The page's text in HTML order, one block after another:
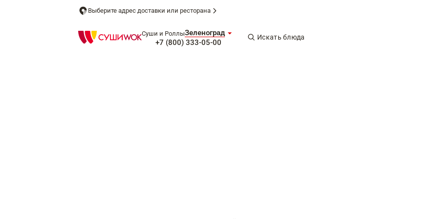
Выберите адрес доставки или ресторана
Суши и РоллыЗеленоград
+7 (800) 333-05-00
Искать блюда